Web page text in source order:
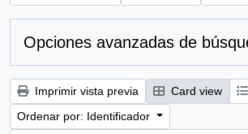
Opciones avanzadas de
Imprimir vista previa Card view
Ordenar por: Identificador